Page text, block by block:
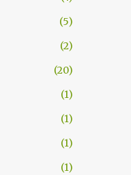
5
2
20
1
1
1
1